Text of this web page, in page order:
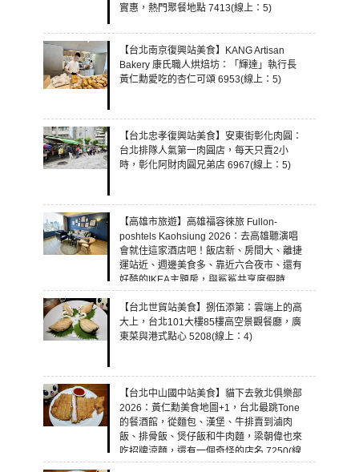
實惠，熱門聚餐地點 7413(線上：5)
【台北南京復興站美食】KANG Artisan
Bakery 康氏職人烘焙坊：「輝達」執行長
黃仁勳愛吃的杏仁可頌 6953(線上：5)
【台北忠孝復興站美食】安東街彰化肉圓：
台北排隊人氣第一肉圓店，每天只賣2小
時，彰化阿財肉圓兄弟店 6967(線上：5)
【高雄市旅遊】高雄福容徠旅 Fullon-
poshtels Kaohsiung 2026：去高雄聽演唱
會就住這家酒店吧！飯店新、房間大、離捷
運站近、週邊美食多、靠近六合夜市、還有
好酷的IKEA主題房，與鯊鯊共享度假時
光！ 7460(線上：5)
【台北世貿站美食】捌伍添第：雲端上的高
大上，台北101大樓85樓高空景觀餐廳，廣
東菜與港式點心 5208(線上：4)
【台北中山國中站美食】貓下去敦北俱樂部
2026：黃仁勳美食地圖+1，台北最跳Tone
的餐酒館，從麵包、漢堡、牛排賣到滷肉
飯、排骨飯、煲仔飯和牛肉麵，梁朝偉也來
吃招牌涼麵，還有一個奇怪的店名 7250(線
上：4)